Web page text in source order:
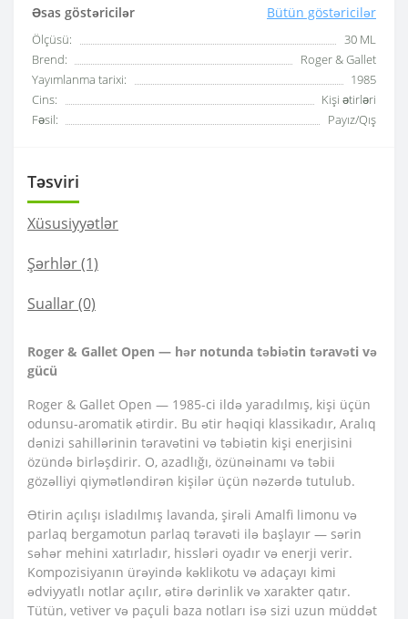
Əsas göstəricilər Bütün göstəricilər
Ölçüsü:
30 ML
Brend:
Roger & Gallet
Yayımlanma tarixi:
1985
Cins:
Kişi ətirləri
Fəsil:
Payız/Qış
Təsviri
Xüsusiyyətlər
Şərhlər (1)
Suallar(0)
Roger & Gallet Open — hər notunda təbiətin təravəti və
gücü
Roger & Gallet Open — 1985-ci ildə yaradılmış, kişi üçün
odunsu-aromatik ətirdir. Bu ətir həqiqi klassikadır, Aralıq
dənizi sahillərinin təravətini və təbiətin kişi enerjisini
özündə birləşdirir. O, azadlığı, özünəinamı və təbii
gözəlliyi qiymətləndirən kişilər üçün nəzərdə tutulub.
Ətirin açılışı isladılmış lavanda, şirəli Amalfi limonu və
parlaq bergamotun parlaq təravəti ilə başlayır — sərin
səhər mehini xatırladır, hissləri oyadır və enerji verir.
Kompozisiyanın ürəyində kəklikotu və adaçayı kimi
ədviyyatlı notlar açılır, ətirə dərinlik və xarakter qatır.
Tütün, vetiver və paçuli baza notları isə sizi uzun müddət